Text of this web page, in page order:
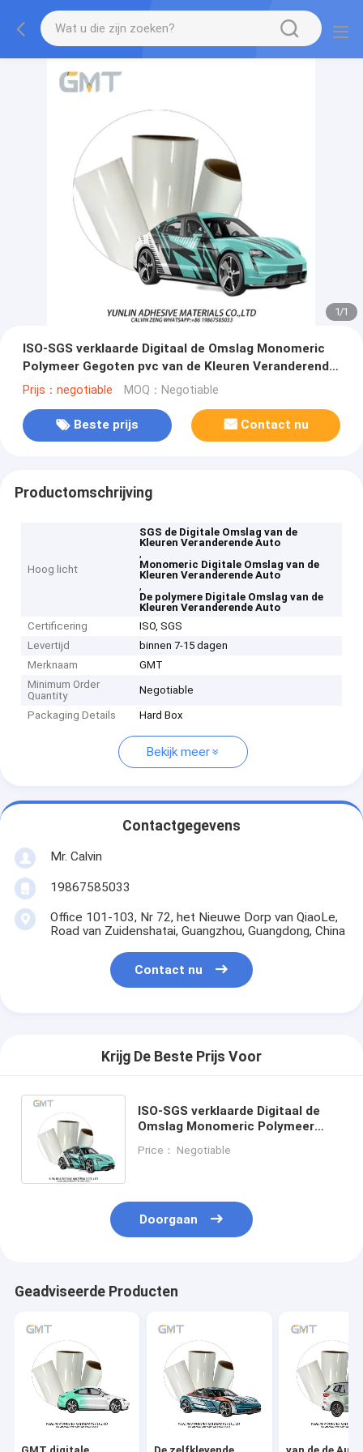
1/1
ISO-SGS verklaarde Digitaal de Omslag Monomeric
Polymeer Gegoten pvc van de Kleuren Veranderend
Auto
Prijs：negotiable MOQ：Negotiable
Beste prijs Contact nu
Productomschrijving
Hoog licht
SGS de Digitale Omslag van de
Kleuren Veranderende Auto
,
Monomeric Digitale Omslag van de
Kleuren Veranderende Auto
,
De polymere Digitale Omslag van de
Kleuren Veranderende Auto
Certificering
ISO, SGS
Levertijd
binnen 7-15 dagen
Merknaam
GMT
Minimum Order
Quantity
Negotiable
Packaging Details Hard Box
Bekijk meer
Contactgegevens
Mr. Calvin
19867585033
Office 101-103, Nr 72, het Nieuwe Dorp van QiaoLe,
Road van Zuidenshatai, Guangzhou, Guangdong, China
Contact nu
Krijg De Beste Prijs Voor
ISO-SGS verklaarde Digitaal de
Omslag Monomeric Polymeer
Veranderend Auto
Price： Negotiable
Doorgaan
Geadviseerde Producten